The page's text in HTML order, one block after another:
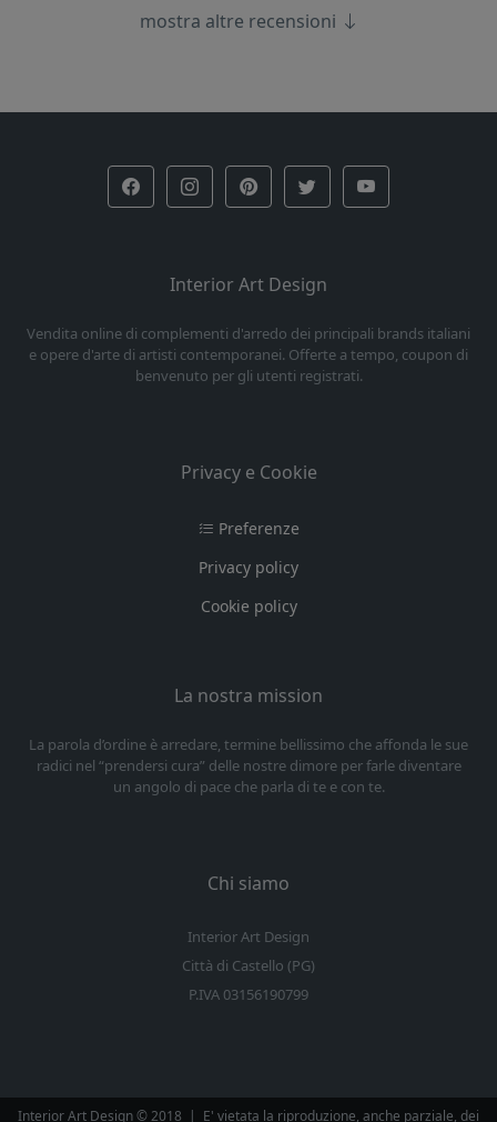
mostra altre recensioni
Interior Art Design
Vendita online di complementi d'arredo dei principali brands italiani
e opere d'arte di artisti contemporanei. Offerte a tempo, coupon di
benvenuto per gli utenti registrati.
Privacy e Cookie
Preferenze
Privacy policy
Cookie policy
La nostra mission
La parola d’ordine è arredare, termine bellissimo che affonda le sue
radici nel “prendersi cura” delle nostre dimore per farle diventare
un angolo di pace che parla di te e con te.
Chi siamo
Interior Art Design
Città di Castello (PG)
P.IVA 03156190799
Interior Art Design © 2018 | E' vietata la riproduzione, anche parziale, dei